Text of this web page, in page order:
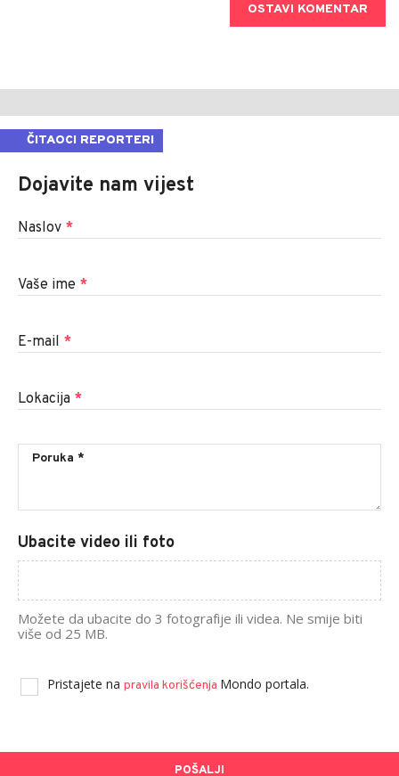
OSTAVI KOMENTAR
ČITAOCI REPORTERI
Dojavite nam vijest
Naslov *
Vaše ime *
E-mail *
Lokacija *
Ubacite video ili foto
Možete da ubacite do 3 fotografije ili videa. Ne smije biti
više od 25 MB.
Pristajete na pravila korišćenja Mondo portala.
POŠALJI